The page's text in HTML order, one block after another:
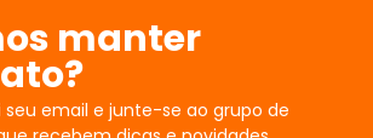
manter
seu email e junte-se ao grupo de